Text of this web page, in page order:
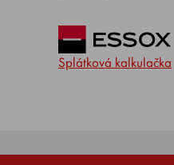
Splátková kalkulačka